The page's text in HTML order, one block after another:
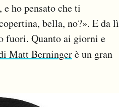
ho pensato che ti
bella, no?». E da lì
fuori. Quanto ai giorni e
Matt Berningerè un gran